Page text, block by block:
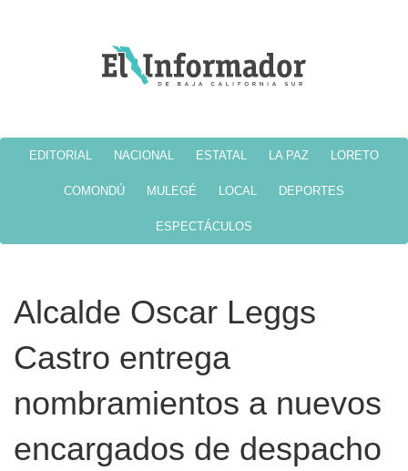
EDITORIAL NACIONAL ESTATAL LA PAZ LORETO
COMONDÚ MULEGÉ LOCAL DEPORTES
ESPECTÁCULOS
Alcalde Oscar Leggs
Castro entrega
nombramientos a nuevos
encargados de despacho